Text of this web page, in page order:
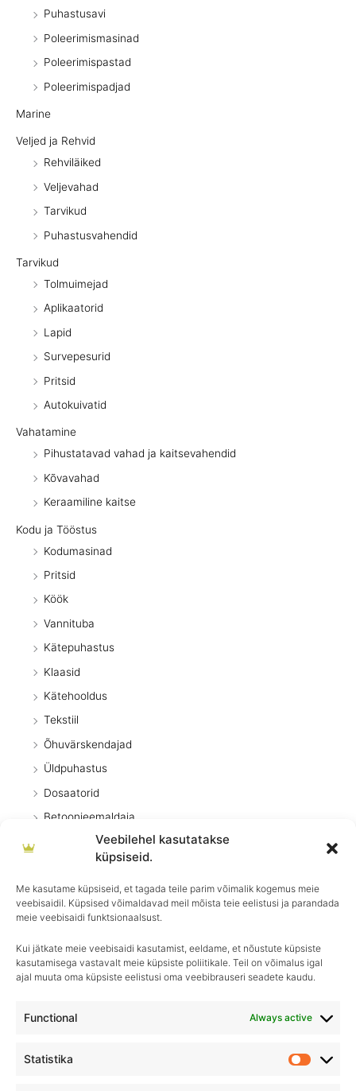
Veebilehel kasutatakse
küpsiseid.
Me kasutame küpsiseid, et tagada teile parim võimalik kogemus meie
veebisaidil. Küpsised võimaldavad meil mõista teie eelistusi ja parandada
meie veebisaidi funktsionaalsust.
Kui jätkate meie veebisaidi kasutamist, eeldame, et nõustute küpsiste
kasutamisega vastavalt meie küpsiste poliitikale. Teil on võimalus igal
ajal muuta oma küpsiste eelistusi oma veebibrauseri seadete kaudu.
Functional Always active
Statistika
Puhastusavi
Poleerimismasinad
Poleerimispastad
Poleerimispadjad
Marine
Veljed ja Rehvid
Rehviläiked
Veljevahad
Tarvikud
Puhastusvahendid
Tarvikud
Tolmuimejad
Aplikaatorid
Lapid
Survepesurid
Pritsid
Autokuivatid
Vahatamine
Pihustatavad vahad ja kaitsevahendid
Kõvavahad
Keraamiline kaitse
Kodu ja Tööstus
Kodumasinad
Pritsid
Köök
Vannituba
Kätepuhastus
Klaasid
Kätehooldus
Tekstiil
Õhuvärskendajad
Üldpuhastus
Dosaatorid
Betoonieemaldaja
Eripuhastusvahendid
Desinfitseerimisvahendid
Põrandapesu
Pesuvahendid
Igapäevane hooldus, ületamatu sära–